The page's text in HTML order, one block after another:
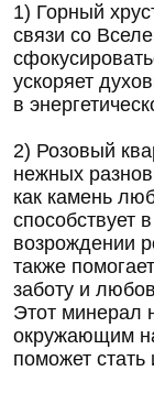
1) Горный
связи со
ускоряет
в
2) Розовый
нежных
как камень
способствует
возрождении
также
заботу и
Этот минерал
окружающим
поможет